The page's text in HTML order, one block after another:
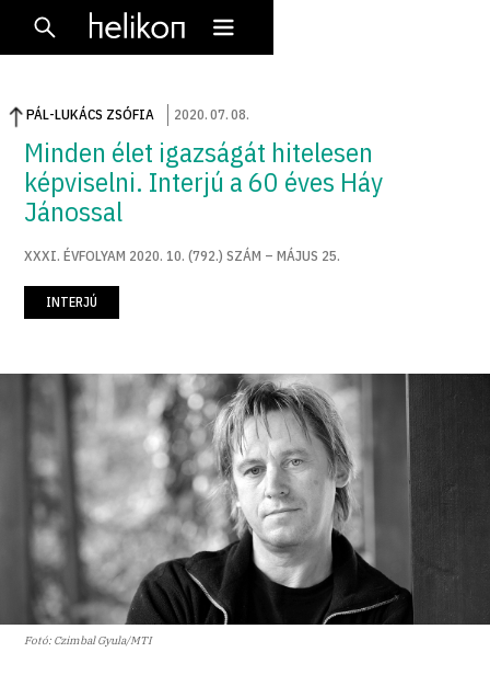
PÁL-LUKÁCS ZSÓFIA 2020.07.08.
Minden élet igazságát hitelesen
képviselni. Interjú a 60 éves Háy
Jánossal
XXXI. ÉVFOLYAM 2020. 10. (792.) SZÁM – MÁJUS 25.
INTERJÚ
Fotó: Czimbal Gyula/MTI